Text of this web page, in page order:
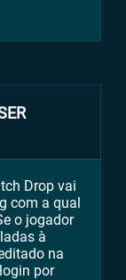
Drop vai
com a qual
o jogador
à
na
por